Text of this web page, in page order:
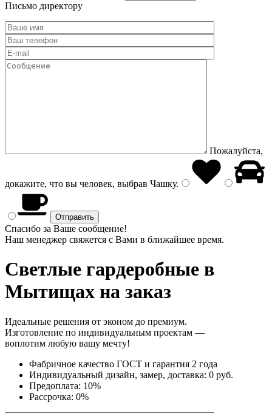
Письмо директору
Пожалуйста,
докажите, что вы человек, выбрав Чашку.
Спасибо за Ваше сообщение!
Наш менеджер свяжется с Вами в ближайшее время.
Светлые гардеробные в
Мытищах на заказ
Идеальные решения от эконом до премиум.
Изготовление по индивидуальным проектам —
воплотим любую вашу мечту!
Фабричное качество ГОСТ и гарантия 2 года
Индивидуальный дизайн, замер, доставка: 0 руб.
Предоплата: 10%
Рассрочка: 0%